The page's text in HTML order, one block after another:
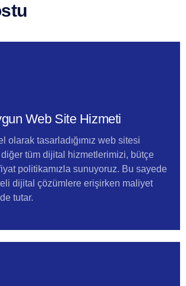
Web Site Hizmeti
olarak tasarladığımız web sitesi
tüm dijital hizmetlerimizi, bütçe
politikamızla sunuyoruz. Bu sayede
dijital çözümlere erişirken maliyet
tutar.